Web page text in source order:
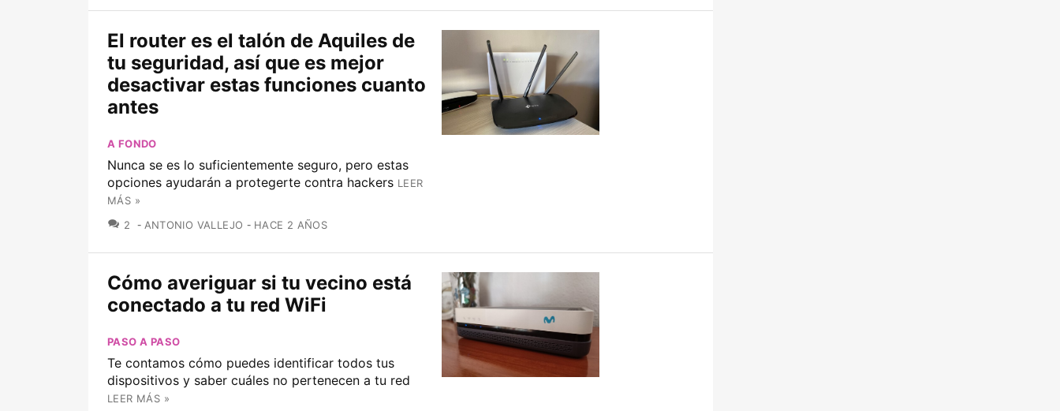
El router es el talón de Aquiles de
tu seguridad, así que es mejor
desactivar estas funciones cuanto
antes
A FONDO
Nunca se es lo suficientemente seguro, pero estas
opciones ayudarán a protegerte contra hackers LEER
MÁS »
2
COMENTARIOS
ANTONIO VALLEJO HACE 2 AÑOS
Cómo averiguar si tu vecino está
conectado a tu red WiFi
PASO A PASO
Te contamos cómo puedes identificar todos tus
dispositivos y saber cuáles no pertenecen a tu red
LEER MÁS »